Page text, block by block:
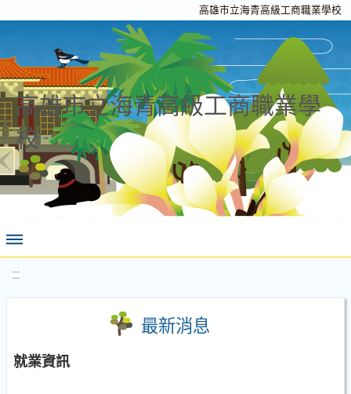
高雄市立海青高級工商職業學校
高雄市立海青高級工商職業學
校
:::
最新消息
就業資訊